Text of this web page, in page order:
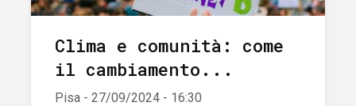
Clima e comunità: come
il cambiamento...
Pisa - 27/09/2024 - 16:30